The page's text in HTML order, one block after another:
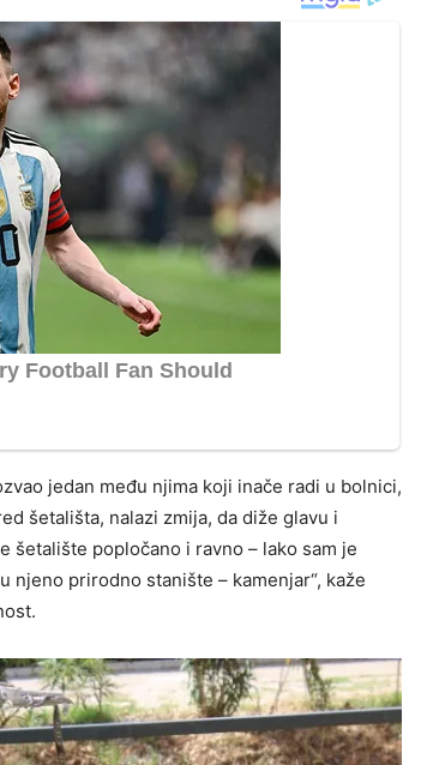
jedan među njima koji inače radi u bolnici,
šetališta, nalazi zmija, da diže glavu i
šetalište popločano i ravno – lako sam je
njeno prirodno stanište – kamenjar“, kaže